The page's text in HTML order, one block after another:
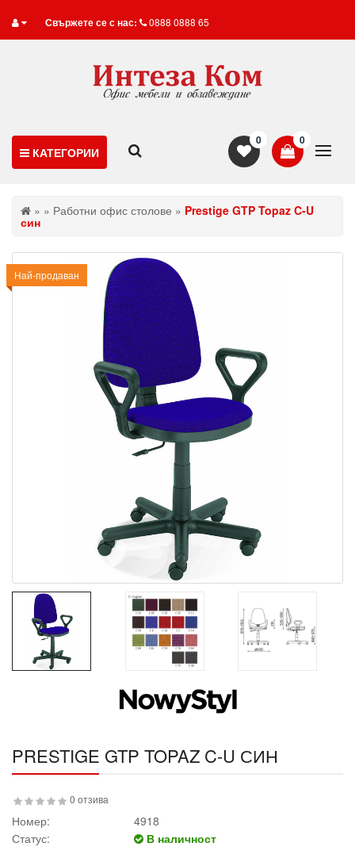
Свържете се с нас: 0888 0888 65
КАТЕГОРИИ
0
0
» » Работни офис столове » Prestige GTP Topaz C-U
син
Най-продаван
PRESTIGE GTP TOPAZ C-U СИН
0 отзива
Номер:
4918
Статус:
В наличност